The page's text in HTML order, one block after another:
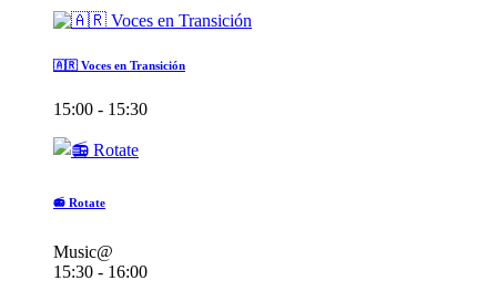
🇦🇷 Voces en Transición
15:00 - 15:30
📻 Rotate
Music@
15:30 - 16:00